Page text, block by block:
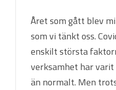
Året som gått blev
som vi tänkt oss.
enskilt största
verksamhet har
än normalt. Men